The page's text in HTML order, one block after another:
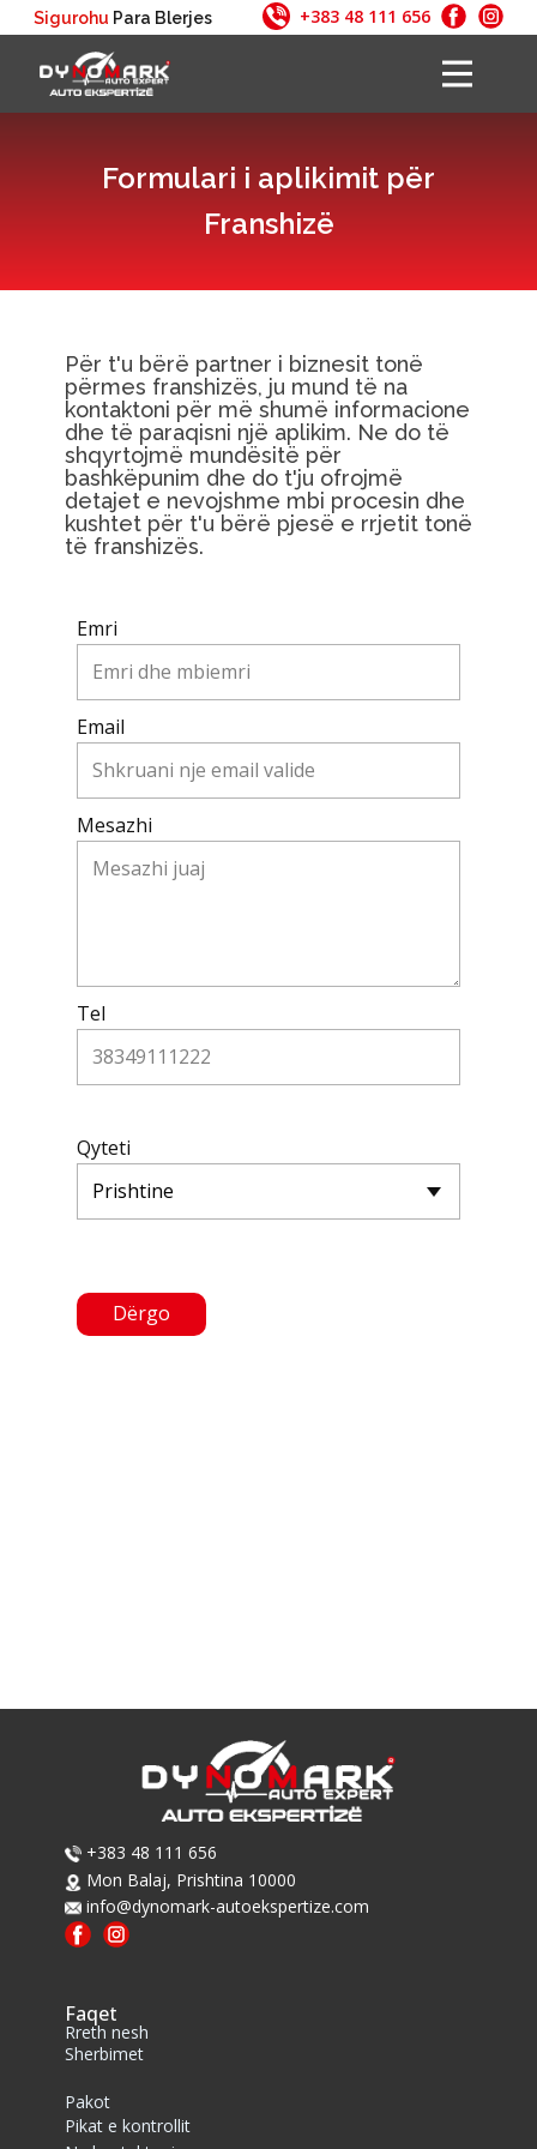
+383 48 111 656
Sigurohu Para Blerjes
Ballina
Shërbimet
Pyetjet
Formulari i aplikimit për
Franshizë
Për t'u bërë partner i biznesit tonë
përmes franshizës, ju mund të na
kontaktoni për më shumë informacione
dhe të paraqisni një aplikim. Ne do të
shqyrtojmë mundësitë për
bashkëpunim dhe do t'ju ofrojmë
detajet e nevojshme mbi procesin dhe
kushtet për t'u bërë pjesë e rrjetit tonë
të franshizës.
Emri
Email
Mesazhi
Tel
Qyteti
Dërgo
Faqet
Pakot
Pikat e kontrollit
Rreth nesh
Sherbimet
​​+383 48 111 656
​Mon Balaj, Prishtina 10000
info@dynomark-autoekspertize.com